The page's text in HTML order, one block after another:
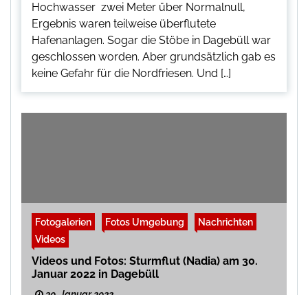
Hochwasser zwei Meter über Normalnull,
Ergebnis waren teilweise überflutete
Hafenanlagen. Sogar die Stöbe in Dagebüll war
geschlossen worden. Aber grundsätzlich gab es
keine Gefahr für die Nordfriesen. Und […]
Fotogalerien Fotos Umgebung
Nachrichten
Videos
Videos und Fotos: Sturmflut (Nadia) am 30.
Januar 2022 in Dagebüll